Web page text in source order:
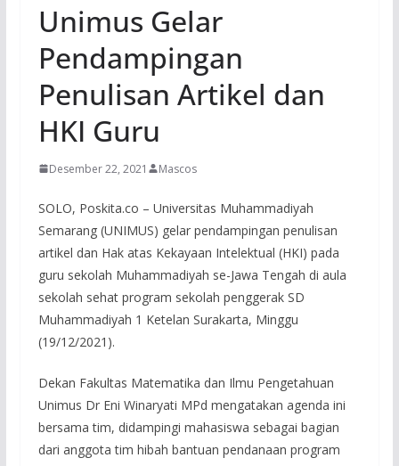
Unimus Gelar
Pendampingan
Penulisan Artikel dan
HKI Guru
Desember 22, 2021 Mascos
SOLO, Poskita.co – Universitas Muhammadiyah
Semarang (UNIMUS) gelar pendampingan penulisan
artikel dan Hak atas Kekayaan Intelektual (HKI) pada
guru sekolah Muhammadiyah se-Jawa Tengah di aula
sekolah sehat program sekolah penggerak SD
Muhammadiyah 1 Ketelan Surakarta, Minggu
(19/12/2021).
Dekan Fakultas Matematika dan Ilmu Pengetahuan
Unimus Dr Eni Winaryati MPd mengatakan agenda ini
bersama tim, didampingi mahasiswa sebagai bagian
dari anggota tim hibah bantuan pendanaan program